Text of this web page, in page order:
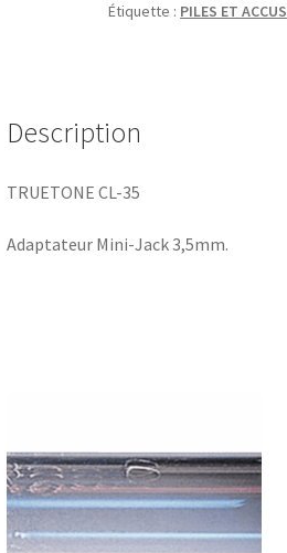
Étiquette : PILES ET ACCUS
Description
TRUETONE CL-35
Adaptateur Mini-Jack 3,5mm.